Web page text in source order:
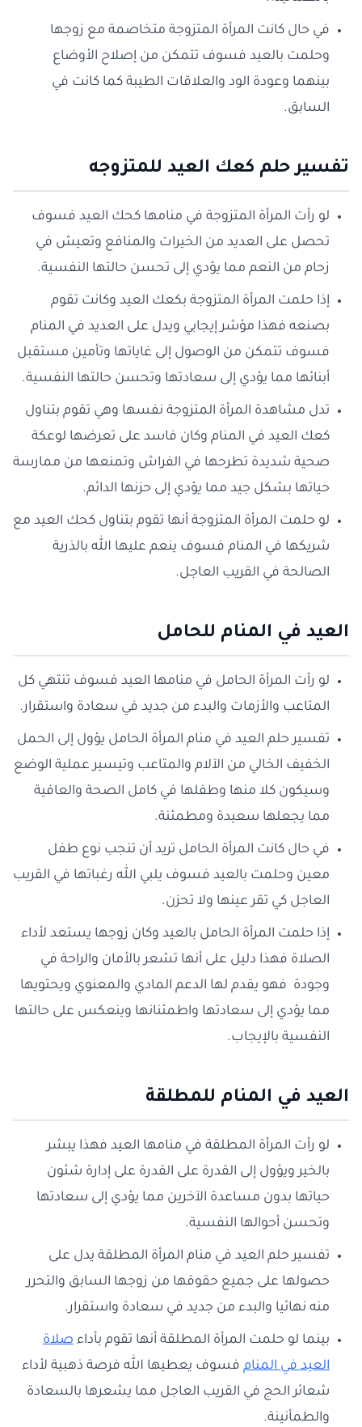
في حال كانت المرأة المتزوجة متخاصمة مع زوجها
وحلمت بالعيد فسوف تتمكن من إصلاح الأوضاع
بينهما وعودة الود والعلاقات الطيبة كما كانت في
السابق.
تفسير حلم كعك العيد للمتزوجه
لو رأت المرأة المتزوجة في منامها كحك العيد فسوف
تحصل على العديد من الخيرات والمنافع وتعيش في
زحام من النعم مما يؤدي إلى تحسن حالتها النفسية.
إذا حلمت المرأة المتزوجة بكعك العيد وكانت تقوم
بصنعه فهذا مؤشر إيجابي ويدل على العديد في المنام
فسوف تتمكن من الوصول إلى غاياتها وتأمين مستقبل
أبنائها مما يؤدي إلى سعادتها وتحسن حالتها النفسية.
تدل مشاهدة المرأة المتزوجة نفسها وهي تقوم بتناول
كعك العيد في المنام وكان فاسد على تعرضها لوعكة
صحية شديدة تطرحها في الفراش وتمنعها من ممارسة
حياتها بشكل جيد مما يؤدي إلى حزنها الدائم.
لو حلمت المرأة المتزوجة أنها تقوم بتناول كحك العيد مع
شريكها في المنام فسوف ينعم عليها الله بالذرية
الصالحة في القريب العاجل.
العيد في المنام للحامل
لو رأت المرأة الحامل في منامها العيد فسوف تنتهي كل
المتاعب والأزمات والبدء من جديد في سعادة واستقرار.
تفسير حلم العيد في منام المرأة الحامل يؤول إلى الحمل
الخفيف الخالي من الآلام والمتاعب وتيسير عملية الوضع
وسيكون كلا منها وطفلها في كامل الصحة والعافية
مما يجعلها سعيدة ومطمئنة.
في حال كانت المرأة الحامل تريد أن تنجب نوع طفل
معين وحلمت بالعيد فسوف يلبي الله رغباتها في القريب
العاجل كي تقر عينها ولا تحزن.
إذا حلمت المرأة الحامل بالعيد وكان زوجها يستعد لأداء
الصلاة فهذا دليل على أنها تشعر بالأمان والراحة في
وجودة فهو يقدم لها الدعم المادي والمعنوي ويحتويها
مما يؤدي إلى سعادتها واطمئنانها وينعكس على حالتها
النفسية بالإيجاب.
العيد في المنام للمطلقة
لو رأت المرأة المطلقة في منامها العيد فهذا يبشر
بالخير ويؤول إلى القدرة على القدرة على إدارة شئون
حياتها بدون مساعدة الآخرين مما يؤدي إلى سعادتها
وتحسن أحوالها النفسية.
تفسير حلم العيد في منام المرأة المطلقة يدل على
حصولها على جميع حقوقها من زوجها السابق والتحرر
منه نهائيا والبدء من جديد في سعادة واستقرار.
بينما لو حلمت المرأة المطلقة أنها تقوم بأداء صلاة
العيد في المنام فسوف يعطيها الله فرصة ذهبية لأداء
شعائر الحج في القريب العاجل مما يشعرها بالسعادة
والطمأنينة.